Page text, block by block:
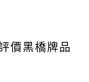
價黑橋牌品